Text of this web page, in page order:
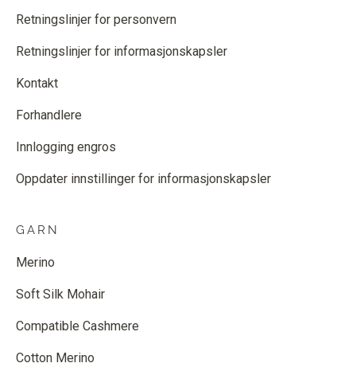
Retningslinjer for personvern
Retningslinjer for informasjonskapsler
Kontakt
Forhandlere
Innlogging engros
Oppdater innstillinger for informasjonskapsler
GARN
Merino
Soft Silk Mohair
Compatible Cashmere
Cotton Merino